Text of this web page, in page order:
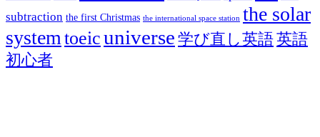
subtraction the first Christmas the international space station the solar
system toeicuniverse 学び直し英語英語
初心者